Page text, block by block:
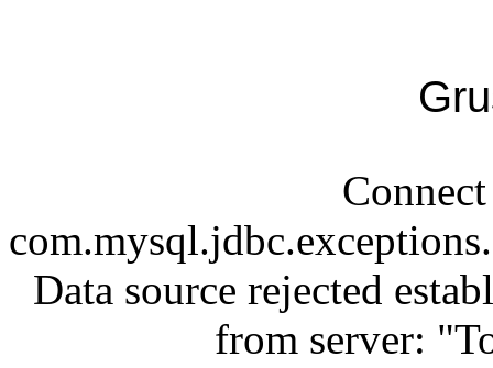
Data source rejected
from server: